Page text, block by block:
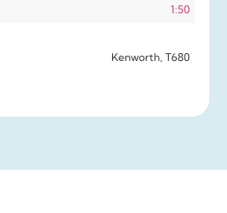
1:50
Kenworth, T680